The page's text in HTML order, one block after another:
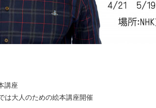
講座
は大人のための絵本講座開催